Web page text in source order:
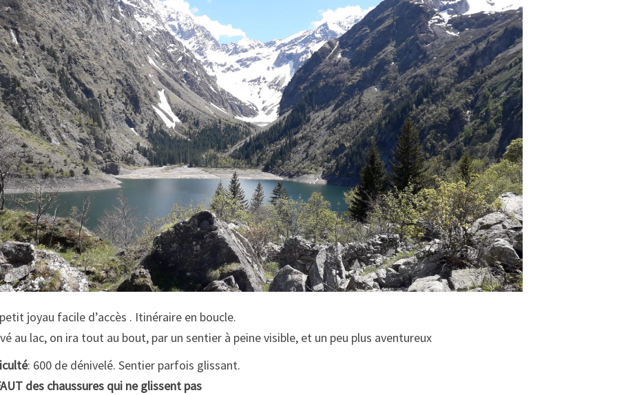
joyau facile d’accès . Itinéraire en boucle.
au lac, on ira tout au bout, par un sentier à peine visible, et un peu plus aventureux
: 600 de dénivelé. Sentier parfois glissant.
des chaussures qui ne glissent pas